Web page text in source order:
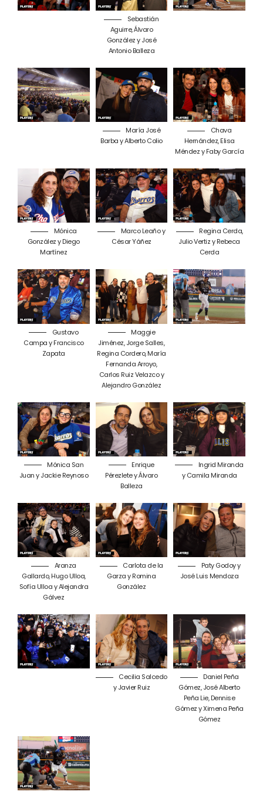
Sebastián
Aguirre, Álvaro
González y José
Antonio Balleza
María José
Barba y Alberto Colio
Chava
Hernández, Elisa
Méndez y Faby García
Mónica
González y Diego
Martínez
Marco Leaño y
César Yáñez
Regina Cerda,
Julio Vertiz y Rebeca
Cerda
Gustavo
Campa y Francisco
Zapata
Maggie
Jiménez, Jorge Salles,
Regina Cordero, María
Fernanda Arroyo,
Carlos Ruiz Velazco y
Alejandro González
Mónica San
Juan y Jackie Reynoso
Enrique
Pérezlete y Álvaro
Balleza
Ingrid Miranda
y Camila Miranda
Aranza
Gallardo, Hugo Ulloa,
Sofía Ulloa y Alejandra
Gálvez
Carlota de la
Garza y Romina
González
Paty Godoy y
José Luis Mendoza
Cecilia Salcedo
y Javier Ruiz
Daniel Peña
Gómez, José Alberto
Peña Lie, Dennise
Gómez y Ximena Peña
Gómez